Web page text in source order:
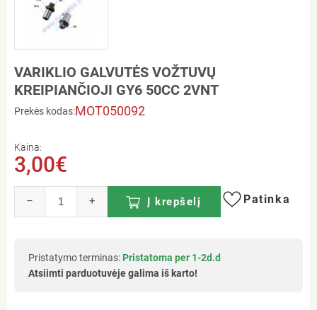
VARIKLIO GALVUTĖS VOŽTUVŲ
KREIPIANČIOJI GY6 50CC 2VNT
Prekės kodas:MOT050092
Kaina:
3,00€
– + Į krepšelį Patinka
Pristatymo terminas: Pristatoma per 1-2d.d
Atsiimti parduotuvėje galima iš karto!